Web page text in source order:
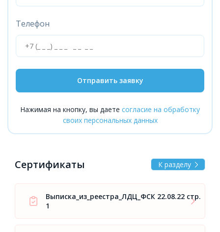
Телефон
Отправить заявку
Нажимая на кнопку, вы даете согласие на обработку
своих персональных данных
Сертификаты К разделу
Выписка_из_реестра_ЛДЦ_ФСК 22.08.22 стр.
1